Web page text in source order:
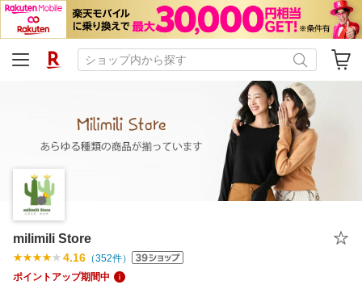
milimili Store
4.16 （352件）
ポイントアップ期間中